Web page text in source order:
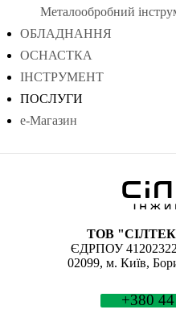
Металообробний
ОБЛАДНАННЯ
ОСНАСТКА
ІНСТРУМЕНТ
ПОСЛУГИ
е-Магазин
ТОВ
ЄДРПОУ 41202322
02099, м. Київ,
+380